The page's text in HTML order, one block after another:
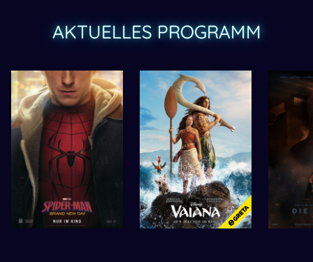
AKTUELLES PROGRAMM